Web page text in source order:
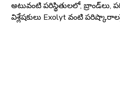
అటువంటి పరిస్థితులలో, బ్రాండ్‌లు,
విశ్లేషకులు Exolyt వంటి